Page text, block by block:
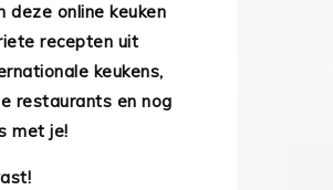
deze online keuken
recepten uit
keukens,
restaurants en nog
met je!